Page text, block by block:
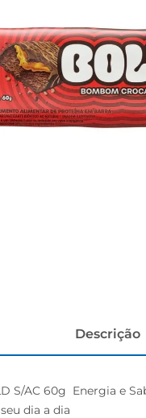
Descrição
S/AC 60g  Energia e
dia a dia